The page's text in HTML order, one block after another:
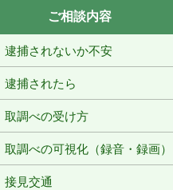
ご相談内容
逮捕されないか不安
逮捕されたら
取調べの受け方
取調べの可視化（録音・録画）
接見交通